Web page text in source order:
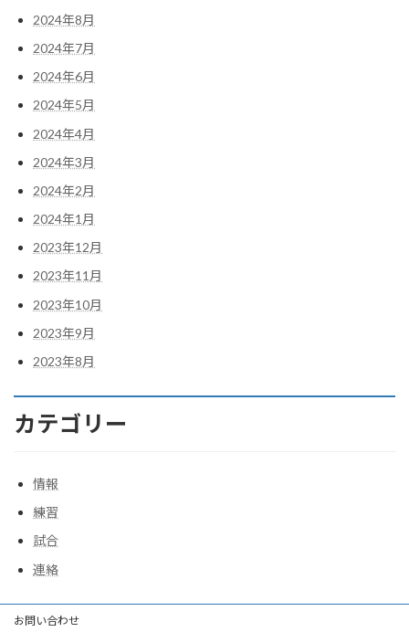
2024年8月
2024年7月
2024年6月
2024年5月
2024年4月
2024年3月
2024年2月
2024年1月
2023年12月
2023年11月
2023年10月
2023年9月
2023年8月
カテゴリー
情報
練習
試合
連絡
お問い合わせ